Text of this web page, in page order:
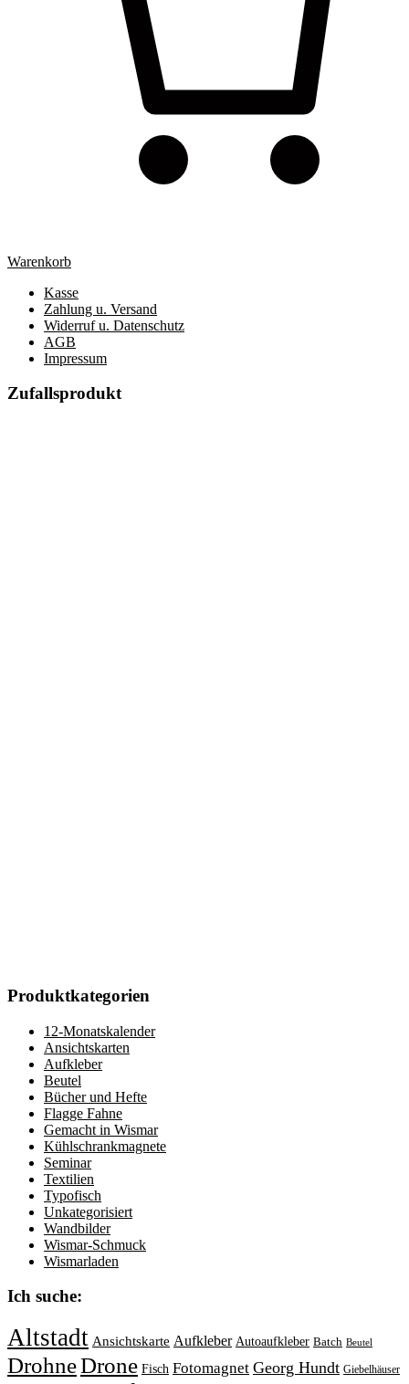
Warenkorb
Kasse
Zahlung u. Versand
Widerruf u. Datenschutz
AGB
Impressum
Zufallsprodukt
Produktkategorien
12-Monatskalender
Ansichtskarten
Aufkleber
Beutel
Bücher und Hefte
Flagge Fahne
Gemacht in Wismar
Kühlschrankmagnete
Seminar
Textilien
Typofisch
Unkategorisiert
Wandbilder
Wismar-Schmuck
Wismarladen
Ich suche:
Altstadt Ansichtskarte Aufkleber Autoaufkleber Batch Beutel
DrohneDrone Fisch Fotomagnet Georg Hundt Giebelhäuser